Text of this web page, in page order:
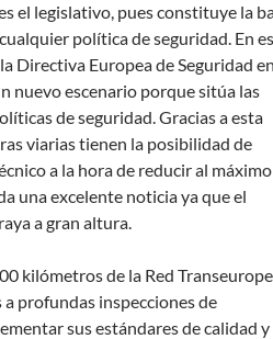
el legislativo, pues constituye la
política de seguridad. En
Directiva Europea de Seguridad en
nuevo escenario porque sitúa las
de seguridad. Gracias a esta
viarias tienen la posibilidad de
a la hora de reducir al
una excelente noticia ya que el
a gran altura.
kilómetros de la Red
profundas inspecciones de
sus estándares de calidad y